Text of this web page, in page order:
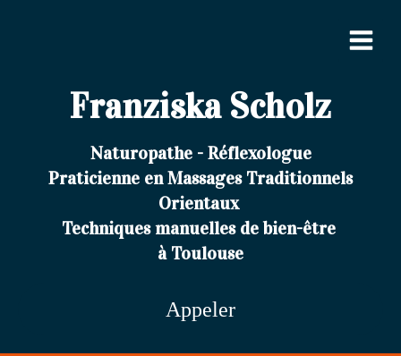
Franziska Scholz
Naturopathe - Réflexologue
Praticienne en Massages Traditionnels
Orientaux
Techniques manuelles de bien-être
à Toulouse
Appeler